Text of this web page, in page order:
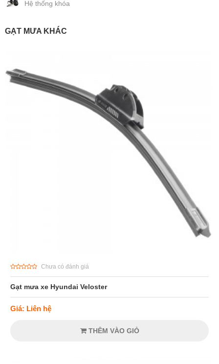
Hệ thống khóa
GẠT MƯA KHÁC
Chưa có đánh giá
Gạt mưa xe Hyundai Veloster
Giá: Liên hệ
THÊM VÀO GIỎ